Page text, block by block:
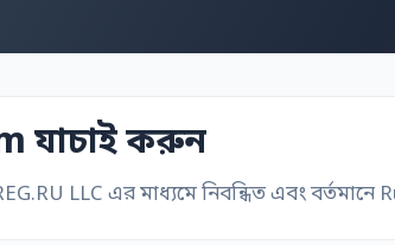
যাচাই করুন
LLC এর মাধ্যমে নিবন্ধিত এবং বর্তমানে